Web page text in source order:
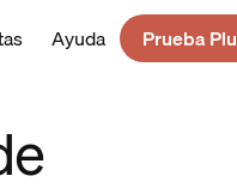
Ayuda
Prueba